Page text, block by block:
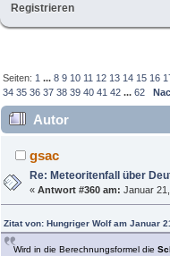
Registrieren
Seiten: 1 ...8 9 10 11 12 13 14 15 16
34 35 36 37 38 39 40 41 42 ...62
Autor
Deutschland?
357581 mal)
gsac
Re: Meteoritenfall über
«Antwort #360 am: Januar
Zitat von: Hungriger Wolf am Januar
Wird in die Berechnungsformel die